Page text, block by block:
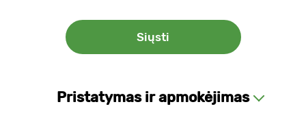
Pristatymas ir apmokėjimas